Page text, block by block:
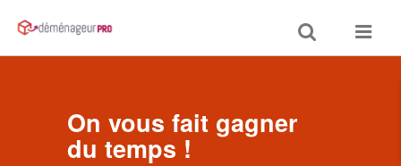
Toggle
search
Toggle
On vous fait gagner
du temps !